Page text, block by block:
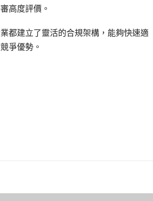
高度評價。
都建立了靈活的合規架構，能夠快速適
爭優勢。